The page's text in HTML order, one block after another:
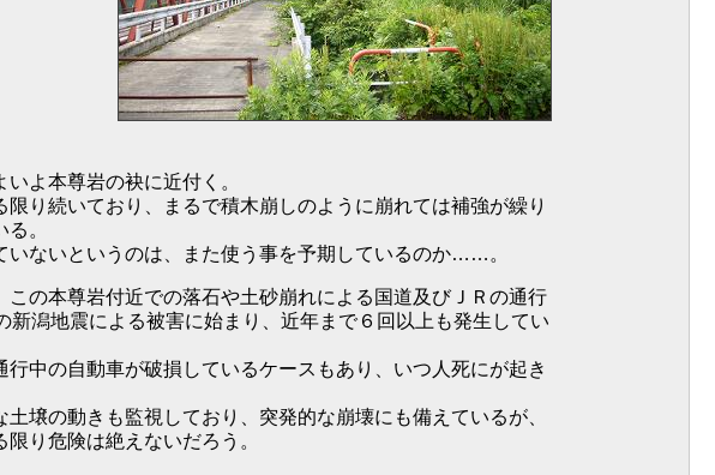
よ本尊岩の袂に近付く。
り続いており、まるで積木崩しのように崩れては補強が繰り
。
ないというのは、また使う事を予期しているのか……。
この本尊岩付近での落石や土砂崩れによる国道及びＪＲの通行
潟地震による被害に始まり、近年まで６回以上も発生してい
中の自動車が破損しているケースもあり、いつ人死にが起き
壌の動きも監視しており、突発的な崩壊にも備えているが、
り危険は絶えないだろう。